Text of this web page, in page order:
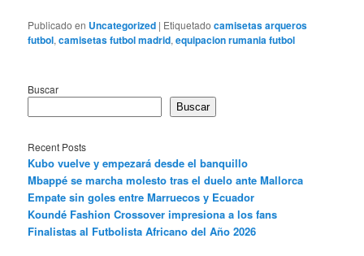
Publicado en Uncategorized | Etiquetado camisetas arqueros
futbol,camisetas futbol madrid,equipacion rumania futbol
Buscar
Buscar
Recent Posts
Kubo vuelve y empezará desde el banquillo
Mbappé se marcha molesto tras el duelo ante Mallorca
Empate sin goles entre Marruecos y Ecuador
Koundé Fashion Crossover impresiona a los fans
Finalistas al Futbolista Africano del Año 2026